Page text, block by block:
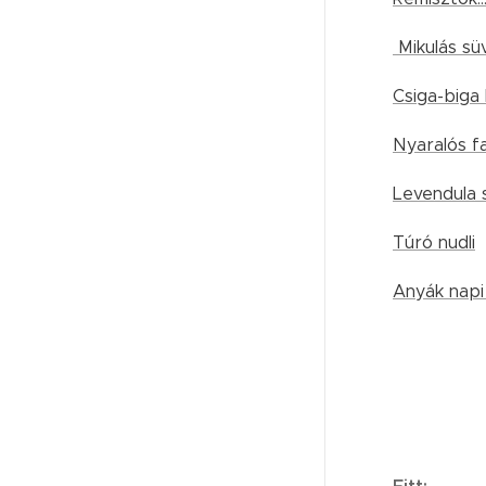
Mikulás
Csiga-biga
Nyaralós
Levendula
Túró nudli
Anyák